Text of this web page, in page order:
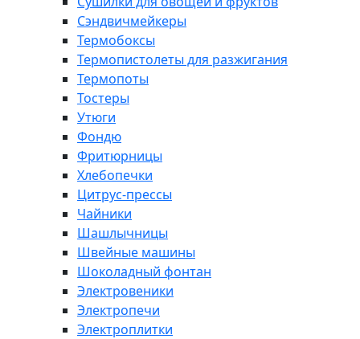
Сэндвичмейкеры
Термобоксы
Термопистолеты для разжигания
Термопоты
Тостеры
Утюги
Фондю
Фритюрницы
Хлебопечки
Цитрус-прессы
Чайники
Шашлычницы
Швейные машины
Шоколадный фонтан
Электровеники
Электропечи
Электроплитки